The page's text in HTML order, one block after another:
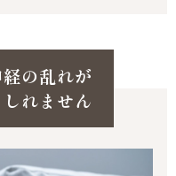
の乱れが
れません